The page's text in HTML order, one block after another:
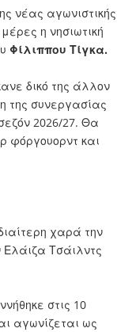
νέας αγωνιστικής
η νησιωτική
Φίλιππου Τίγκα.
δικό της άλλον
της συνεργασίας
2026/27. Θα
φόργουορντ και
χαρά την
Ελάιζα Τσάιλντς
στις 10
αγωνίζεται ως